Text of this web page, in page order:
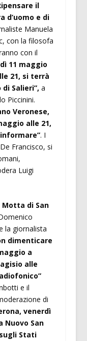
il
d’uomo e di
Manuela
con la filosofa
con il
11 maggio
21, si terrà
Salieri”, a
Piccinini.
Veronese,
alle 21,
. I
Francisco, si
Luigi
Motta di San
la giornalista
dimenticare
a
alle
e il
di
venerdì
Nuovo San
Stati